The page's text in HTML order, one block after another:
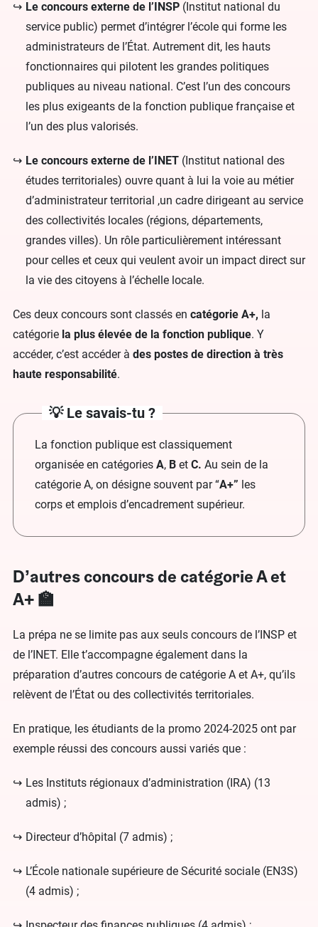
Le concours externe de l’INSP (Institut national du
service public) permet d’intégrer l’école qui forme les
administrateurs de l’État. Autrement dit, les hauts
fonctionnaires qui pilotent les grandes politiques
publiques au niveau national. C’est l’un des concours
les plus exigeants de la fonction publique française et
l’un des plus valorisés.
Le concours externe de l’INET (Institut national des
études territoriales) ouvre quant à lui la voie au métier
d’administrateur territorial ,un cadre dirigeant au service
des collectivités locales (régions, départements,
grandes villes). Un rôle particulièrement intéressant
pour celles et ceux qui veulent avoir un impact direct sur
la vie des citoyens à l’échelle locale.
Ces deux concours sont classés en catégorie A+, la
catégorie la plus élevée de la fonction publique. Y
accéder, c’est accéder à des postes de direction à très
haute responsabilité.
💡 Le savais-tu ?
La fonction publique est classiquement
organisée en catégories A, B et C. Au sein de la
catégorie A, on désigne souvent par “A+” les
corps et emplois d’encadrement supérieur.
D’autres concours de catégorie A et
A+ 🏫
La prépa ne se limite pas aux seuls concours de l’INSP et
de l’INET. Elle t’accompagne également dans la
préparation d’autres concours de catégorie A et A+, qu’ils
relèvent de l’État ou des collectivités territoriales.
En pratique, les étudiants de la promo 2024-2025 ont par
exemple réussi des concours aussi variés que :
Les Instituts régionaux d’administration (IRA) (13
admis) ;
Directeur d’hôpital (7 admis) ;
L’École nationale supérieure de Sécurité sociale (EN3S)
(4 admis) ;